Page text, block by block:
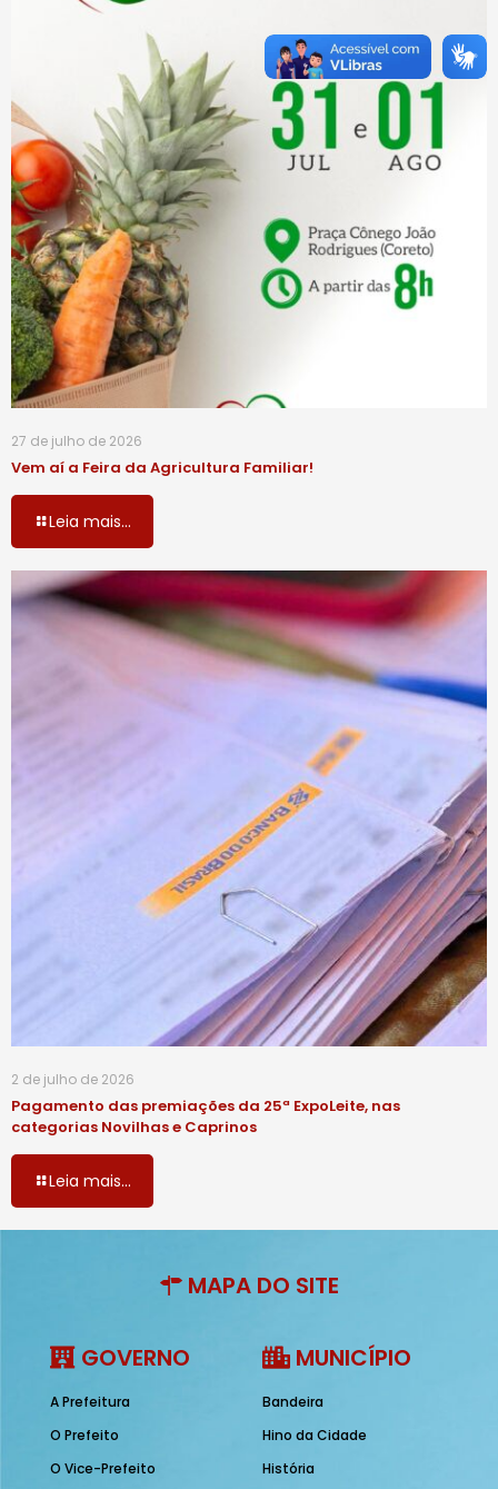
27 de julho de 2026
Vem aí a Feira da Agricultura Familiar!
Leia mais...
2 de julho de 2026
Pagamento das premiações da 25ª ExpoLeite, nas
categorias Novilhas e Caprinos
Leia mais...
MAPA DO SITE
GOVERNO
A Prefeitura
O Prefeito
O Vice-Prefeito
MUNICÍPIO
Bandeira
Hino da Cidade
História